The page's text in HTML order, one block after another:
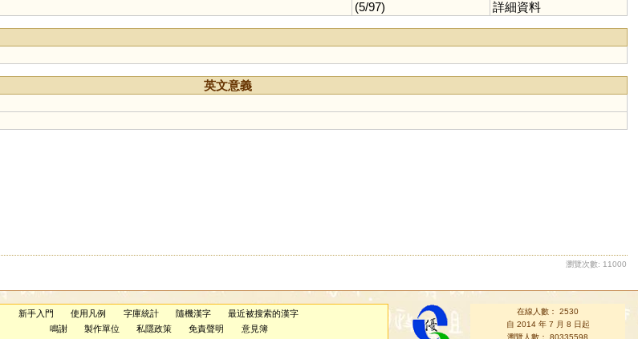
(5/97) 詳細資料
英文意義
瀏覽次數: 11000
新手入門 使用凡例 字庫統計 隨機漢字
最近被搜索的漢字
鳴謝
製作單位 私隱政策 免責聲明 意見簿
在線人數： 2530
自 2014 年 7 月 8 日起
瀏覽人數： 80335598